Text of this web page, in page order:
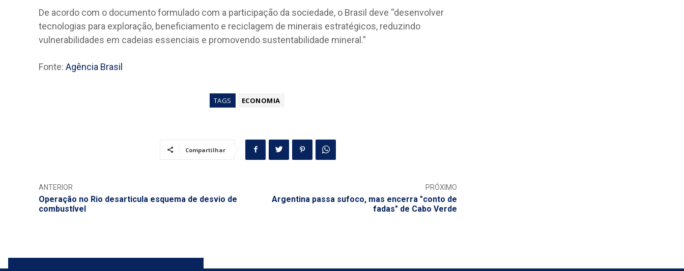
De acordo com o documento formulado com a participação da sociedade, o Brasil deve “desenvolver
tecnologias para exploração, beneficiamento e reciclagem de minerais estratégicos, reduzindo
vulnerabilidades em cadeias essenciais e promovendo sustentabilidade mineral.”
Fonte: Agência Brasil
TAGS ECONOMIA
Compartilhar
ANTERIOR
Operação no Rio desarticula esquema de desvio de
combustível
PRÓXIMO
Argentina passa sufoco, mas encerra "conto de
fadas" de Cabo Verde